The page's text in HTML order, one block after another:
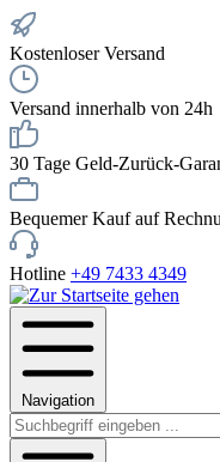
Kostenloser Versand
Versand innerhalb von 24h
30 Tage Geld-Zurück-
Bequemer Kauf auf
Hotline +49 7433 4349
Navigation